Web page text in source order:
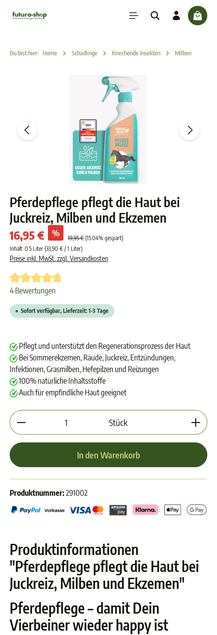
springen
Du bist hier: Home Schädlinge Kriechende Insekten Milben
Pferdepflege pflegt die Haut bei
Juckreiz, Milben und Ekzemen
16,95 € % 19,95 € (15.04% gespart)
Inhalt: 0.5 Liter (33,90 € / 1 Liter)
Preise inkl. MwSt. zzgl. Versandkosten
Durchschnittliche Bewertung von 4.7 von 5 Sternen
4 Bewertungen
Sofort verfügbar, Lieferzeit: 1-3 Tage
Pflegt und unterstützt den Regenerationsprozess der Haut
Bei Sommerekzemen, Räude, Juckreiz, Entzündungen,
Infektionen, Grasmilben, Hefepilzen und Reizungen
100% natürliche Inhaltsstoffe
Auch für empfindliche Haut geeignet
Produkt Anzahl: Gib den gewünschten Wert ein
Stück
In den Warenkorb
Produktnummer:291002
Produktinformationen
"Pferdepflege pflegt die Haut bei
Juckreiz, Milben und Ekzemen"
Pferdepflege – damit Dein
Vierbeiner wieder happy ist